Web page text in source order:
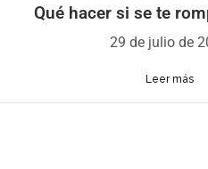
Qué hacer si se te
29 de julio de
Leer más